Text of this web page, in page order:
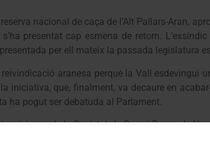
nacional de caça de l’Alt Pallars-Aran,
presentat cap esmena de retorn. L’exsíndic
per ell mateix la passada legislatura
aranesa perquè la Vall esdevingui
iniciativa, que, finalment, va decaure en
ha pogut ser debatuda al Parlament.
així com de la Societat de Caça i Pesca de